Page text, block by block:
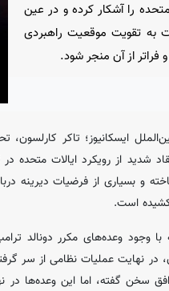
را آشکار کرده و در عین
تقویت موقعیت راهبردی
فراتر از آن منجر شود.
ایسکانیوز؛ تاکر
شدید از رویکرد ایالات
و بسیاری از فرضیات دیرینه
است.
وجود وعده‌های مکرر دونالد
در نهایت عملیات نظامی از سر
سخن گفته، اما این وعده‌ها